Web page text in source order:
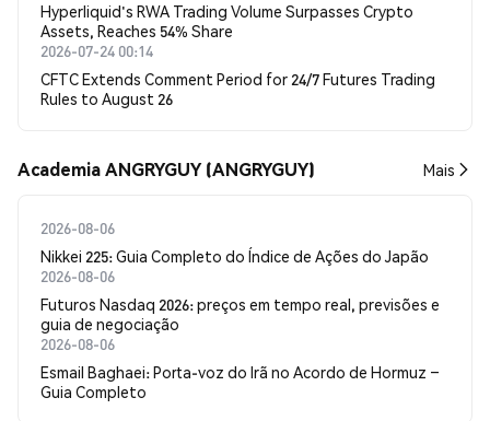
Hyperliquid's RWA Trading Volume Surpasses Crypto
Assets, Reaches 54% Share
2026-07-24 00:14
CFTC Extends Comment Period for 24/7 Futures Trading
Rules to August 26
Academia ANGRYGUY (ANGRYGUY) Mais
2026-08-06
Nikkei 225: Guia Completo do Índice de Ações do Japão
2026-08-06
Futuros Nasdaq 2026: preços em tempo real, previsões e
guia de negociação
2026-08-06
Esmail Baghaei: Porta-voz do Irã no Acordo de Hormuz –
Guia Completo